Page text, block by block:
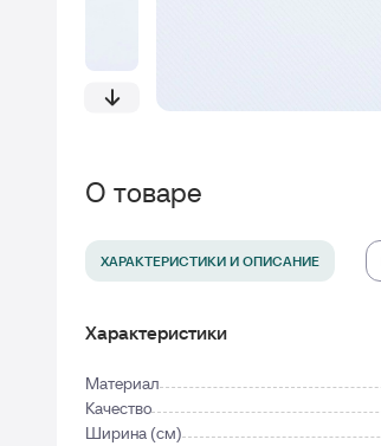
О товаре
ХАРАКТЕРИСТИКИ И ОПИСАНИЕ
Характеристики
Материал
Качество
Ширина (см)